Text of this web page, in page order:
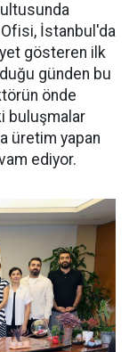
İstanbul'da
gösteren ilk
günden bu
önde
buluşmalar
üretim yapan
ediyor.